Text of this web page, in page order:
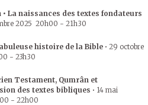
• La naissances des textes fondateurs
2025 20h00 - 21h30
histoire de la Bible • 29 octobre
- 23h30
Testament, Qumrân et
des textes bibliques • 14 mai
- 22h00